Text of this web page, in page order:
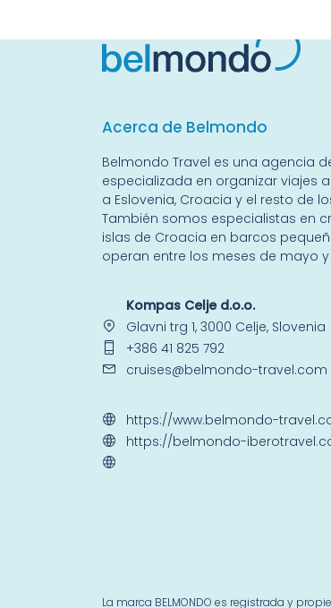
Acerca de Belmondo
Belmondo Travel es una agencia
especializada en organizar viajes
a Eslovenia, Croacia y el resto de
También somos especialistas en
islas de Croacia en barcos
operan entre los meses de mayo
Kompas Celje d.o.o.
Glavni trg 1, 3000 Celje, Slovenia
+386 41 825 792
cruises@belmondo-travel.com
https://www.belmondo-
https://belmondo-
La marca BELMONDO es registrada y